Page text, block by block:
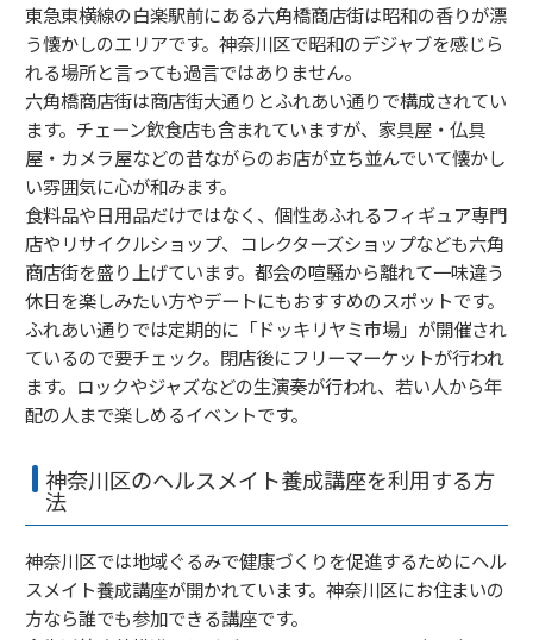
東急東横線の白楽駅前にある六角橋商店街は昭和の香りが漂
う懐かしのエリアです。神奈川区で昭和のデジャブを感じら
れる場所と言っても過言ではありません。
六角橋商店街は商店街大通りとふれあい通りで構成されてい
ます。チェーン飲食店も含まれていますが、家具屋・仏具
屋・カメラ屋などの昔ながらのお店が立ち並んでいて懐かし
い雰囲気に心が和みます。
食料品や日用品だけではなく、個性あふれるフィギュア専門
店やリサイクルショップ、コレクターズショップなども六角
商店街を盛り上げています。都会の喧騒から離れて一味違う
休日を楽しみたい方やデートにもおすすめのスポットです。
ふれあい通りでは定期的に「ドッキリヤミ市場」が開催され
ているので要チェック。閉店後にフリーマーケットが行われ
ます。ロックやジャズなどの生演奏が行われ、若い人から年
配の人まで楽しめるイベントです。
神奈川区のヘルスメイト養成講座を利用する方
法
神奈川区では地域ぐるみで健康づくりを促進するためにヘル
スメイト養成講座が開かれています。神奈川区にお住まいの
方なら誰でも参加できる講座です。